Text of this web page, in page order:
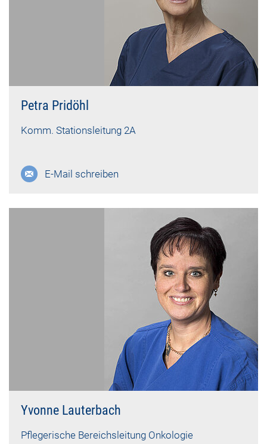
Petra Pridöhl
Komm. Stationsleitung 2A
E-Mail schreiben
Yvonne Lauterbach
Pflegerische Bereichsleitung Onkologie